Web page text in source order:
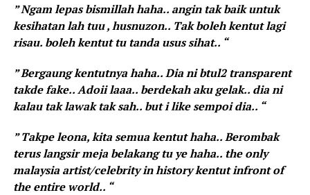
” Ngam lepas bismillah haha.. angin tak baik untuk
kesihatan lah tuu , husnuzon.. Tak boleh kentut lagi
risau. boleh kentut tu tanda usus sihat.. “
” Bergaung kentutnya haha.. Dia ni btul2 transparent
takde fake.. Adoii laaa.. berdekah aku gelak.. dia ni
kalau tak lawak tak sah.. but i like sempoi dia.. “
” Takpe leona, kita semua kentut haha.. Berombak
terus langsir meja belakang tu ye haha.. the only
malaysia artist/celebrity in history kentut infront of
the entire world.. “